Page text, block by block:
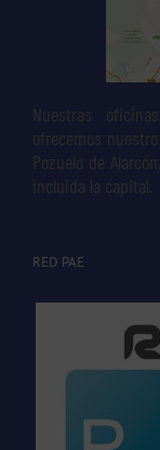
Nuestras
ofrecemos
Pozuelo de
incluida la capital.
RED PAE